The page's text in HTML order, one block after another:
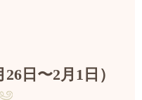
日〜2月1日）